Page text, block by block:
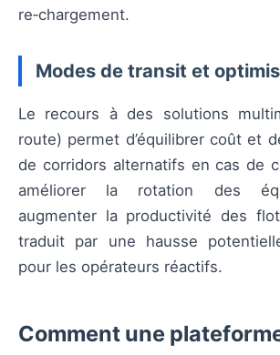
re‑chargement.
Modes de transit et
Le recours à des solutions
route) permet d’équilibrer coût et
de corridors alternatifs en cas de
améliorer la rotation des
augmenter la productivité des
traduit par une hausse
pour les opérateurs réactifs.
Comment une